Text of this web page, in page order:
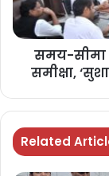
समय-
समीक्षा,
Related